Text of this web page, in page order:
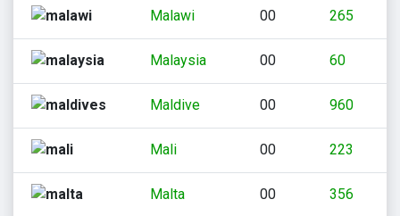
Malawi 00 265
Malaysia 00 60
Maldive 00 960
Mali 00 223
Malta 00 356